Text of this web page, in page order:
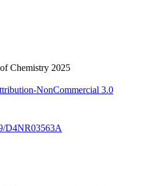
Chemistry 2025
NonCommercial 3.0
D4NR03563A